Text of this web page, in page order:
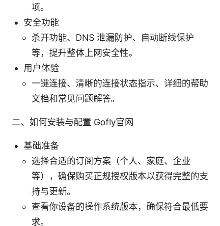
项。
安全功能
杀开功能、DNS 泄漏防护、自动断线保护
等，提升整体上网安全性。
用户体验
一键连接、清晰的连接状态指示、详细的帮助
文档和常见问题解答。
二、如何安装与配置 Gofly官网
基础准备
选择合适的订阅方案（个人、家庭、企业
等），确保购买正规授权版本以获得完整的支
持与更新。
查看你设备的操作系统版本，确保符合最低要
求。